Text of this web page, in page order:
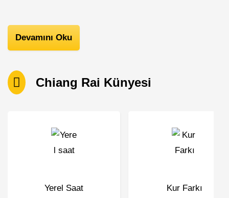
Devamını Oku
Chiang Rai Künyesi
Yerel Saat
Kur Farkı